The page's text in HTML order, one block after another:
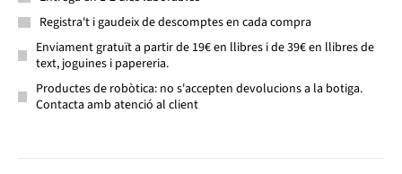
Registra't i gaudeix de descomptes en cada compra
Enviament gratuït a partir de 19€ en llibres i de 39€ en llibres de
text, joguines i papereria.
Productes de robòtica: no s'accepten devolucions a la botiga.
Contacta amb atenció al client